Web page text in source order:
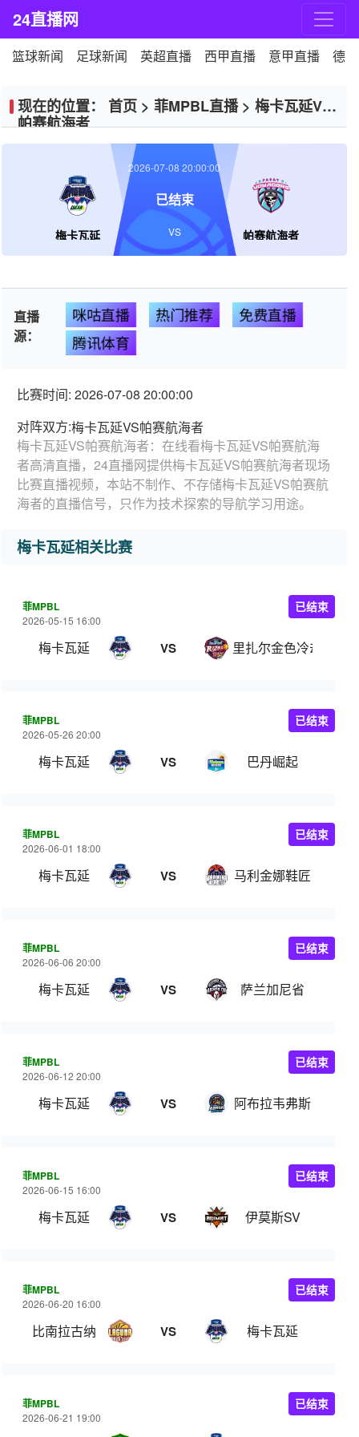
24直播网
篮球新闻 足球新闻 英超直播 西甲直播 意甲直播 德
现在的位置： 首页 > 菲MPBL直播> 梅卡瓦延VS
帕赛航海者
梅卡瓦延 帕赛航海者
2026-07-08 20:00:00
已结束
VS
直播
源：
咪咕直播 热门推荐
免费直播
腾讯体育
比赛时间: 2026-07-08 20:00:00
对阵双方:梅卡瓦延VS帕赛航海者
梅卡瓦延VS帕赛航海者：在线看梅卡瓦延VS帕赛航海
者高清直播，24直播网提供梅卡瓦延VS帕赛航海者现场
比赛直播视频，本站不制作、不存储梅卡瓦延VS帕赛航
海者的直播信号，只作为技术探索的导航学习用途。
梅卡瓦延相关比赛
菲MPBL
2026-05-15 16:00
梅卡瓦延 VS 里扎尔金色冷却器
已结束
菲MPBL
2026-05-26 20:00
梅卡瓦延 VS 巴丹崛起
已结束
菲MPBL
2026-06-01 18:00
梅卡瓦延 VS 马利金娜鞋匠
已结束
菲MPBL
2026-06-06 20:00
梅卡瓦延 VS 萨兰加尼省
已结束
菲MPBL
2026-06-12 20:00
梅卡瓦延 VS 阿布拉韦弗斯
已结束
菲MPBL
2026-06-15 16:00
梅卡瓦延 VS 伊莫斯SV
已结束
菲MPBL
2026-06-20 16:00
比南拉古纳 VS 梅卡瓦延
已结束
菲MPBL
2026-06-21 19:00
已结束